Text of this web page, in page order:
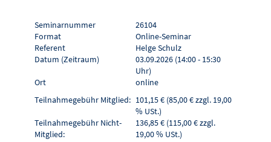
Seminarnummer
26104
Format
Online-Seminar
Referent
Helge Schulz
Datum (Zeitraum)
03.09.2026 (14:00 - 15:30
Uhr)
Ort
online
Teilnahmegebühr Mitglied: 101,15 € (85,00 € zzgl. 19,00
% USt.)
Teilnahmegebühr Nicht-
Mitglied:
136,85 € (115,00 € zzgl.
19,00 % USt.)